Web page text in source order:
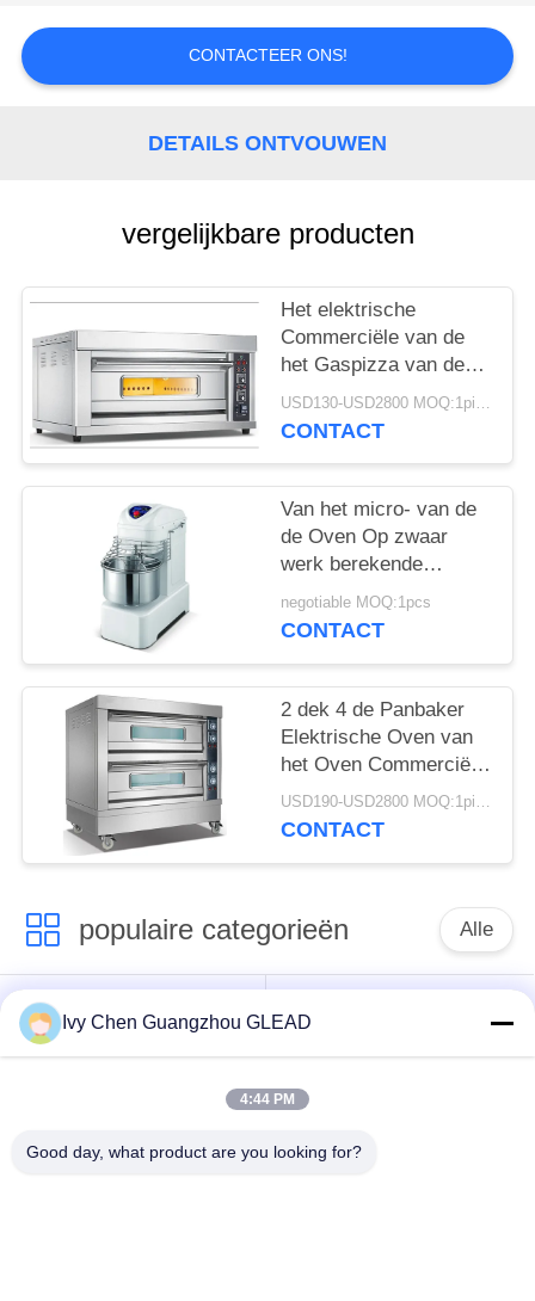
OFFERTE
POLICY
CONTACTEER ONS!
DETAILS ONTVOUWEN
vergelijkbare producten
Het elektrische
Commerciële van de
het Gaspizza van de
Bakseloven Materiaal
van het de Oven
USD130-USD2800 MOQ:1piece
CONTACT
Van het micro- van de
de Oven Op zwaar
werk berekende
Horizontale Bloem
Computer
negotiable MOQ:1pcs
CONTACT
2 dek 4 de Panbaker
Elektrische Oven van
het Oven Commerciële
Elektrische Brood
bevrijdt Tanding
USD190-USD2800 MOQ:1piece
CONTACT
populaire categorieën Alle
Commercieel Kokend
Materiaal
Keuken Kokend
De Machines van de
Ivy Chen Guangzhou GLEAD
4:44 PM
Good day, what product are you looking for?